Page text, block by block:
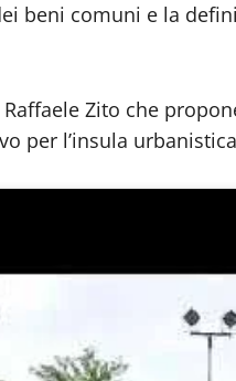
beni comuni e la
Zito che
per l’insula